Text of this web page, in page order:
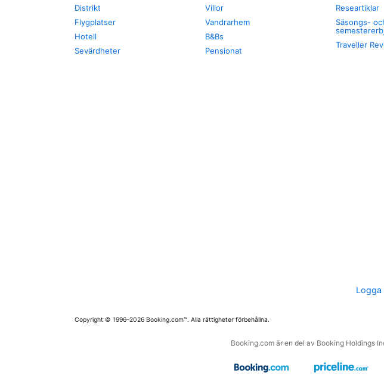
Distrikt
Flygplatser
Hotell
Sevärdheter
Villor
Vandrarhem
B&Bs
Pensionat
Researtiklar
Säsongs-
Traveller
Logga
Copyright © 1996–2026 Booking.com™. Alla rättigheter förbehållna.
Booking.com är en del av Booking Holdings